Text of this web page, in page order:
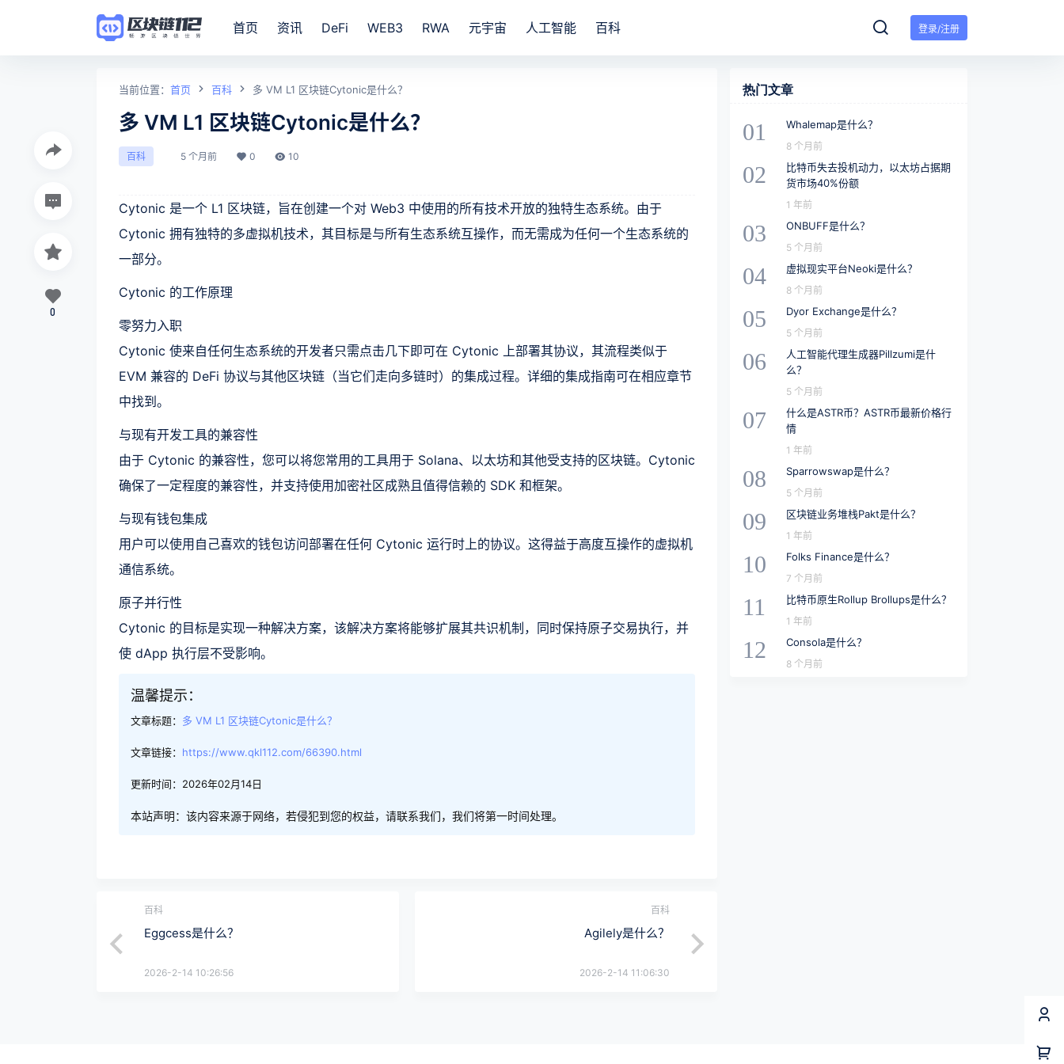
登录/注册
首页 资讯 DeFi WEB3 RWA 元宇宙 人工智能 百科
当前位置： 首页 百科 多 VM L1 区块链Cytonic是什么？
多 VM L1 区块链Cytonic是什么？
百科 5 个月前 0 10
Cytonic 是一个 L1 区块链，旨在创建一个对 Web3 中使用的所有技术开放的独特生态系统。由于
Cytonic 拥有独特的多虚拟机技术，其目标是与所有生态系统互操作，而无需成为任何一个生态系统的
一部分。
Cytonic 的工作原理
零努力入职
Cytonic 使来自任何生态系统的开发者只需点击几下即可在 Cytonic 上部署其协议，其流程类似于
EVM 兼容的 DeFi 协议与其他区块链（当它们走向多链时）的集成过程。详细的集成指南可在相应章节
中找到。
与现有开发工具的兼容性
由于 Cytonic 的兼容性，您可以将您常用的工具用于 Solana、以太坊和其他受支持的区块链。Cytonic
确保了一定程度的兼容性，并支持使用加密社区成熟且值得信赖的 SDK 和框架。
与现有钱包集成
用户可以使用自己喜欢的钱包访问部署在任何 Cytonic 运行时上的协议。这得益于高度互操作的虚拟机
通信系统。
原子并行性
Cytonic 的目标是实现一种解决方案，该解决方案将能够扩展其共识机制，同时保持原子交易执行，并
使 dApp 执行层不受影响。
温馨提示：
文章标题： 多 VM L1 区块链Cytonic是什么？
文章链接： https://www.qkl112.com/66390.html
更新时间：2026年02月14日
本站声明：该内容来源于网络，若侵犯到您的权益，请联系我们，我们将第一时间处理。
0
百科
Eggcess是什么？
2026-2-14 10:26:56
百科
Agilely是什么？
2026-2-14 11:06:30
热门文章
01 Whalemap是什么？
8 个月前
02
比特币失去投机动力，以太坊占据期
货市场40%份额
1 年前
03 ONBUFF是什么？
5 个月前
04 虚拟现实平台Neoki是什么？
8 个月前
05 Dyor Exchange是什么？
5 个月前
06
人工智能代理生成器Pillzumi是什
么？
5 个月前
07
什么是ASTR币？ASTR币最新价格行
情
1 年前
08 Sparrowswap是什么？
5 个月前
09 区块链业务堆栈Pakt是什么？
1 年前
10 Folks Finance是什么？
7 个月前
11 比特币原生Rollup Brollups是什么？
1 年前
12 Consola是什么？
8 个月前